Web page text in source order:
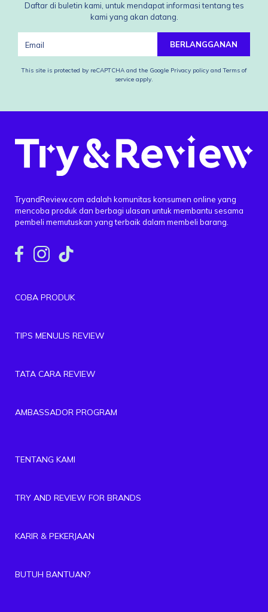
Daftar di buletin kami, untuk mendapat informasi tentang tes
kami yang akan datang.
BERLANGGANAN
This site is protected by reCAPTCHA and the Google Privacy policy and Terms of
service apply.
TryandReview.com adalah komunitas konsumen online yang
mencoba produk dan berbagi ulasan untuk membantu sesama
pembeli memutuskan yang terbaik dalam membeli barang.
COBA PRODUK
TIPS MENULIS REVIEW
TATA CARA REVIEW
AMBASSADOR PROGRAM
TENTANG KAMI
TRY AND REVIEW FOR BRANDS
KARIR & PEKERJAAN
BUTUH BANTUAN?